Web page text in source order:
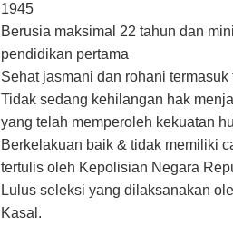
1945
Berusia maksimal 22 tahun dan
pendidikan pertama
Sehat jasmani dan rohani
Tidak sedang kehilangan hak
yang telah memperoleh kekuatan
Berkelakuan baik & tidak memiliki
tertulis oleh Kepolisian Negara
Lulus seleksi yang dilaksanakan
Kasal.